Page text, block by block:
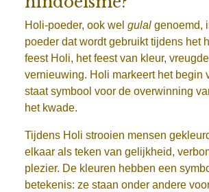
Holi-poeder, ook wel gulal genoemd,
poeder dat wordt gebruikt tijdens het
feest Holi, het feest van kleur,
vernieuwing. Holi markeert het begin
staat symbool voor de overwinning
het kwade.
Tijdens Holi strooien mensen
elkaar als teken van gelijkheid,
plezier. De kleuren hebben een
betekenis: ze staan onder andere